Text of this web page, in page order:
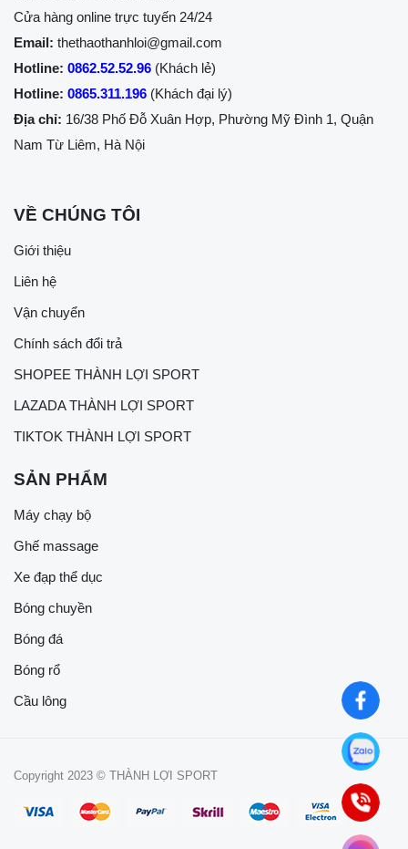
Cửa hàng online trực tuyến 24/24
Email: thethaothanhloi@gmail.com
Hotline: 0862.52.52.96 (Khách lẻ)
Hotline: 0865.311.196 (Khách đại lý)
Địa chỉ: 16/38 Phố Đỗ Xuân Hợp, Phường Mỹ Đình 1, Quận
Nam Từ Liêm, Hà Nội
VỀ CHÚNG TÔI
Giới thiệu
Liên hệ
Vận chuyển
Chính sách đổi trả
SHOPEE THÀNH LỢI SPORT
LAZADA THÀNH LỢI SPORT
TIKTOK THÀNH LỢI SPORT
SẢN PHẨM
Máy chạy bộ
Ghế massage
Xe đạp thể dục
Bóng chuyền
Bóng đá
Bóng rổ
Cầu lông
Copyright 2023 © THÀNH LỢI SPORT